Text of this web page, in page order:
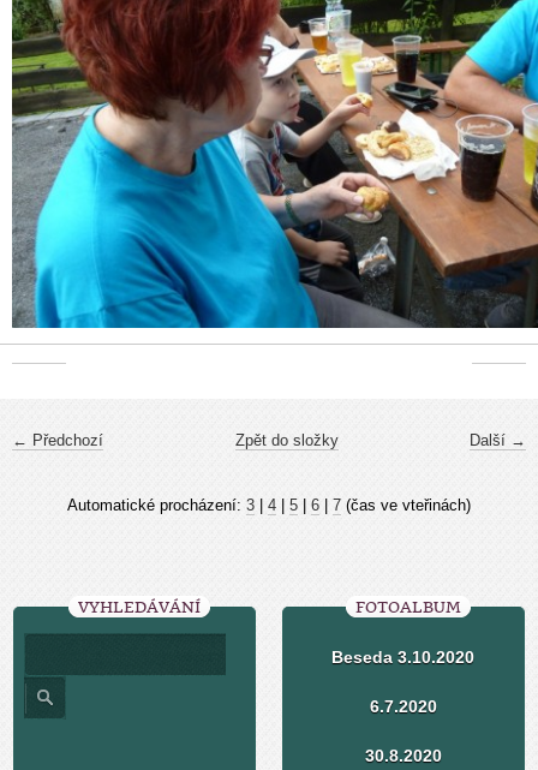
← Předchozí Další →
Zpět do složky
Automatické procházení: 3 4 5 6 7 (čas ve vteřinách)
VYHLEDÁVÁNÍ FOTOALBUM
Beseda 3.10.2020
6.7.2020
30.8.2020